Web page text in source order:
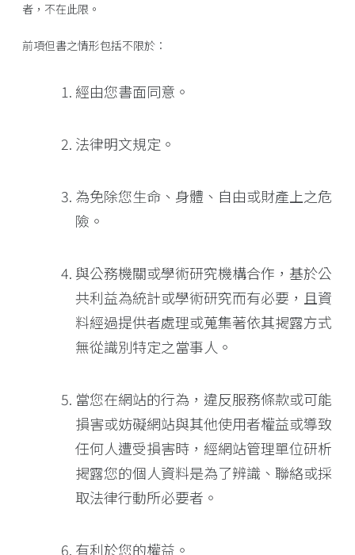
者，不在此限。
前項但書之情形包括不限於：
經由您書面同意。
法律明文規定。
為免除您生命、身體、自由或財產上之危
險。
與公務機關或學術研究機構合作，基於公
共利益為統計或學術研究而有必要，且資
料經過提供者處理或蒐集著依其揭露方式
無從識別特定之當事人。
當您在網站的行為，違反服務條款或可能
損害或妨礙網站與其他使用者權益或導致
任何人遭受損害時，經網站管理單位研析
揭露您的個人資料是為了辨識、聯絡或採
取法律行動所必要者。
有利於您的權益。